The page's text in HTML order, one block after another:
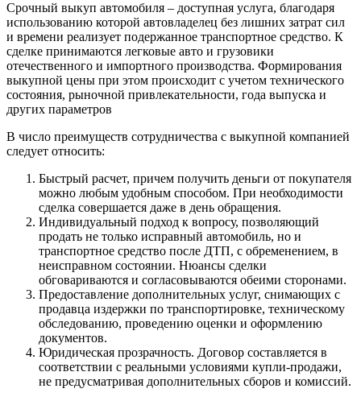
Срочный выкуп автомобиля – доступная услуга, благодаря
использованию которой автовладелец без лишних затрат сил
и времени реализует подержанное транспортное средство. К
сделке принимаются легковые авто и грузовики
отечественного и импортного производства. Формирования
выкупной цены при этом происходит с учетом технического
состояния, рыночной привлекательности, года выпуска и
других параметров
В число преимуществ сотрудничества с выкупной компанией
следует относить:
Быстрый расчет, причем получить деньги от покупателя
можно любым удобным способом. При необходимости
сделка совершается даже в день обращения.
Индивидуальный подход к вопросу, позволяющий
продать не только исправный автомобиль, но и
транспортное средство после ДТП, с обременением, в
неисправном состоянии. Нюансы сделки
обговариваются и согласовываются обеими сторонами.
Предоставление дополнительных услуг, снимающих с
продавца издержки по транспортировке, техническому
обследованию, проведению оценки и оформлению
документов.
Юридическая прозрачность. Договор составляется в
соответствии с реальными условиями купли-продажи,
не предусматривая дополнительных сборов и комиссий.